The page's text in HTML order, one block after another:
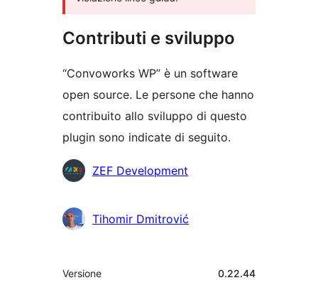
Contributi e sviluppo
“Convoworks WP” è un software
open source. Le persone che hanno
contribuito allo sviluppo di questo
plugin sono indicate di seguito.
Collaboratori
ZEF Development
Tihomir Dmitrović
Meta
Versione 0.22.44